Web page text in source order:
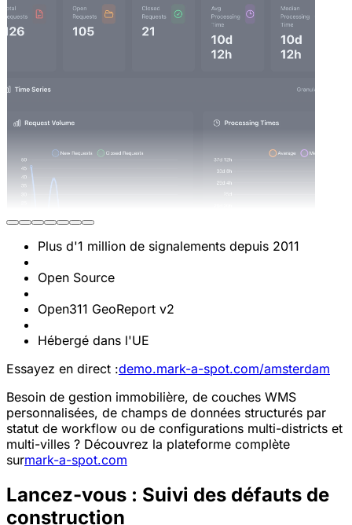
Plus d'1 million de signalements depuis 2011
Open Source
Open311 GeoReport v2
Hébergé dans l'UE
Essayez en direct :demo.mark-a-spot.com/amsterdam
Besoin de gestion immobilière, de couches WMS
personnalisées, de champs de données structurés par
statut de workflow ou de configurations multi-districts et
multi-villes ? Découvrez la plateforme complète
surmark-a-spot.com
Lancez-vous : Suivi des défauts de
construction